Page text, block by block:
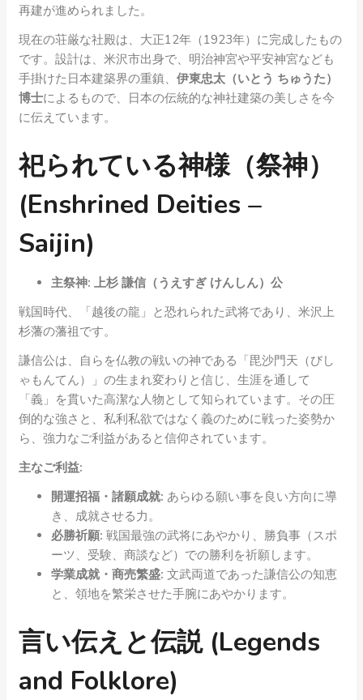
再建が進められました。
現在の荘厳な社殿は、大正12年（1923年）に完成したもの
です。設計は、米沢市出身で、明治神宮や平安神宮なども
手掛けた日本建築界の重鎮、 伊東忠太（いとう ちゅうた）
博士によるもので、日本の伝統的な神社建築の美しさを今
に伝えています。
祀られている神様（祭神）
(Enshrined Deities –
Saijin)
主祭神: 上杉 謙信（うえすぎ けんしん）公
戦国時代、「越後の龍」と恐れられた武将であり、米沢上
杉藩の藩祖です。
謙信公は、自らを仏教の戦いの神である「毘沙門天（びし
ゃもんてん）」の生まれ変わりと信じ、生涯を通して
「義」を貫いた高潔な人物として知られています。その圧
倒的な強さと、私利私欲ではなく義のために戦った姿勢か
ら、強力なご利益があると信仰されています。
主なご利益:
開運招福・諸願成就: あらゆる願い事を良い方向に導
き、成就させる力。
必勝祈願: 戦国最強の武将にあやかり、勝負事（スポ
ーツ、受験、商談など）での勝利を祈願します。
学業成就・商売繁盛: 文武両道であった謙信公の知恵
と、領地を繁栄させた手腕にあやかります。
言い伝えと伝説 (Legends
and Folklore)